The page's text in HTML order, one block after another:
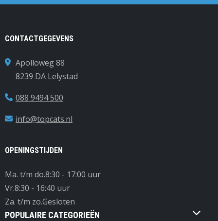
CONTACTGEGEVENS
Apolloweg 88
8239 DA Lelystad
088 9494 500
info@topcats.nl
OPENINGSTIJDEN
Ma. t/m do.8:30 - 17:00 uur
Vr.8:30 - 16:40 uur
Za. t/m zo.Gesloten
POPULAIRE CATEGORIEËN